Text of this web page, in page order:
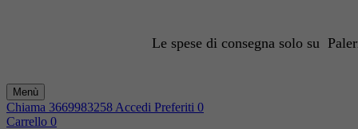
Le spese di consegna solo su
Menù
Chiama 3669983258 Accedi Preferiti 0
Carrello 0